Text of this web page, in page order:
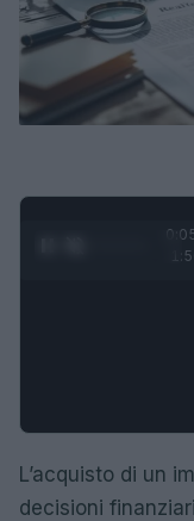
L’acquisto di un
decisioni